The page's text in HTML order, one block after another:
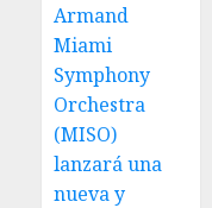
Armand
Miami
Symphony
Orchestra
(MISO)
lanzará una
nueva y